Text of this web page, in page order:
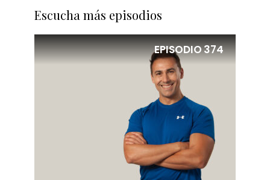
Escucha más episodios
EPISODIO374